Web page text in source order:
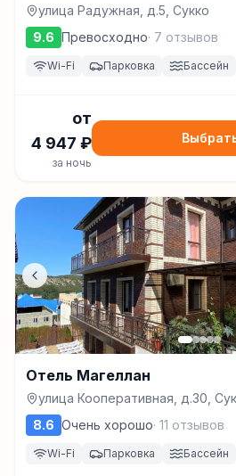
улица Радужная, д.5, Сукко
9.6 Превосходно· 7 отзывов
Wi-Fi Парковка Бассейн
от
4 947 ₽
за ночь
Отель Магеллан
улица Кооперативная, д.30,
8.6 Очень хорошо· 11 отзывов
Wi-Fi Парковка Бассейн